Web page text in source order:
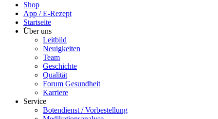
Shop
App / E-Rezept
Startseite
Über uns
Leitbild
Neuigkeiten
Team
Geschichte
Qualität
Forum Gesundheit
Karriere
Service
Botendienst / Vorbestellung